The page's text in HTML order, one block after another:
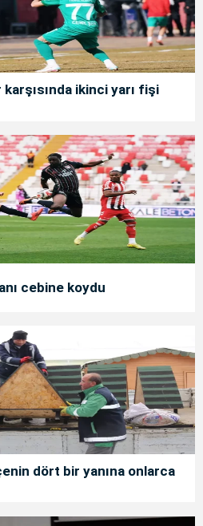
ikinci yarı fişi
cebine koydu
dört bir yanına onlarca